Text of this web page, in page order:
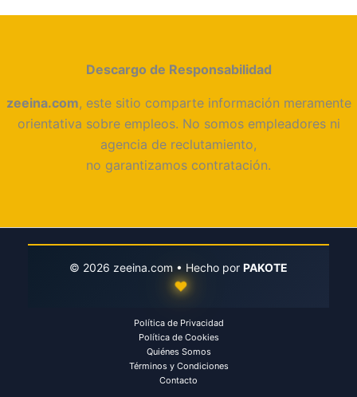
Descargo de Responsabilidad
zeeina.com, este sitio comparte información meramente
orientativa sobre empleos. No somos empleadores ni
agencia de reclutamiento,
no garantizamos contratación.
© 2026 zeeina.com • Hecho por PAKOTE
♥
Política de Privacidad
Política de Cookies
Quiénes Somos
Términos y Condiciones
Contacto